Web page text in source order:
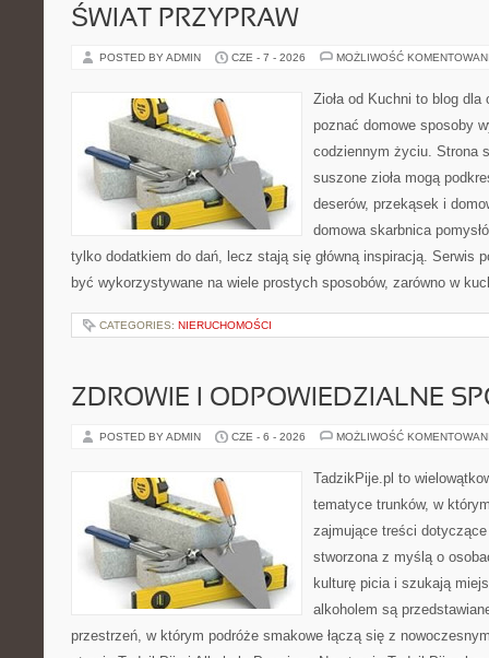
ŚWIAT PRZYPRAW
POSTED BY ADMIN CZE - 7 - 2026 MOŻLIWOŚĆ
Zioła od Kuchni to blog
poznać domowe sposoby
codziennym życiu. Strona
suszone zioła mogą
deserów, przekąsek i
domowa skarbnica
tylko dodatkiem do dań, lecz stają się główną inspiracją. Serwis
być wykorzystywane na wiele prostych sposobów, zarówno w
CATEGORIES: NIERUCHOMOŚCI
ZDROWIE I ODPOWIEDZIALNE
POSTED BY ADMIN CZE - 6 - 2026 MOŻLIWOŚĆ
TadzikPije.pl to
tematyce trunków, w
zajmujące treści dotyczące
stworzona z myślą o
kulturę picia i szukają
alkoholem są
przestrzeń, w którym podróże smakowe łączą się z